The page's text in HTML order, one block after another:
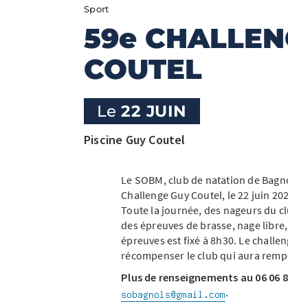
59e
COUTEL
Sport
Le22 JUIN
Piscine Guy Coutel
Le SOBM, club de natation de
Challenge Guy Coutel, le 22 juin
Toute la journée, des nageurs du
des épreuves de brasse, nage
épreuves est fixé à 8h30. Le
récompenser le club qui aura
Plus de renseignements au 06 06
.